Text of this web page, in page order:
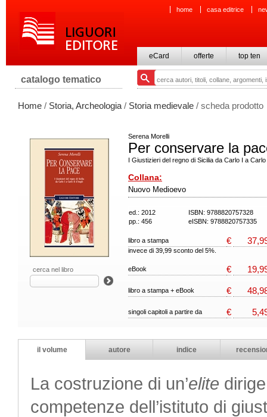
home casa editrice
eCard offerte top ten
catalogo tematico
Home / Storia, Archeologia / Storia medievale / scheda prodotto
cerca nel libro
Serena Morelli
Per conservare la
I Giustizieri del regno di Sicilia da Carlo I a
Collana:
Nuovo Medioevo
ed.: 2012
ISBN: 9788820757328
pp.: 456
eISBN: 9788820757335
libro a stampa €
invece di 39,99 sconto del 5%.
eBook €
libro a stampa + eBook €
singoli capitoli a partire da €
il volume autore indice
La costruzione di un’elite
competenze dell’istituto di